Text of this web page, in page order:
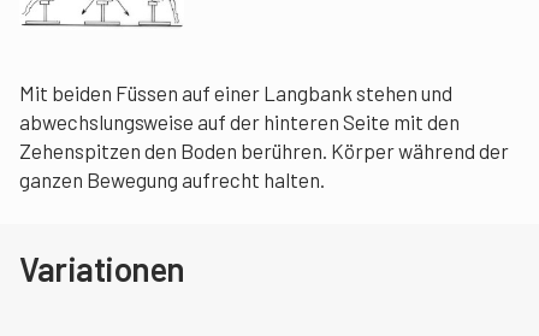
Mit beiden Füssen auf einer Langbank stehen und
abwechslungsweise auf der hinteren Seite mit den
Zehenspitzen den Boden berühren. Körper während der
ganzen Bewegung aufrecht halten.
Variationen